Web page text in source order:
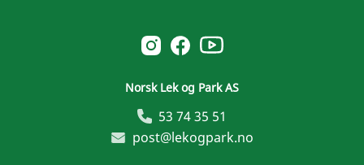
Norsk Leg & Park instagram
Norsk Leg & Park facebook
Norsk Leg & Park youtube
Norsk Lek og Park AS
53 74 35 51
post@lekogpark.no